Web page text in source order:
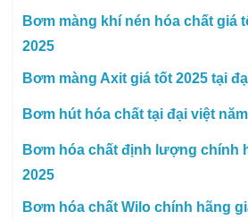
Bơm màng khí nén hóa chất giá
2025
Bơm màng Axit giá tốt 2025 tại
Bơm hút hóa chất tại đại việt
Bơm hóa chất định lượng chính
2025
Bơm hóa chất Wilo chính hãng